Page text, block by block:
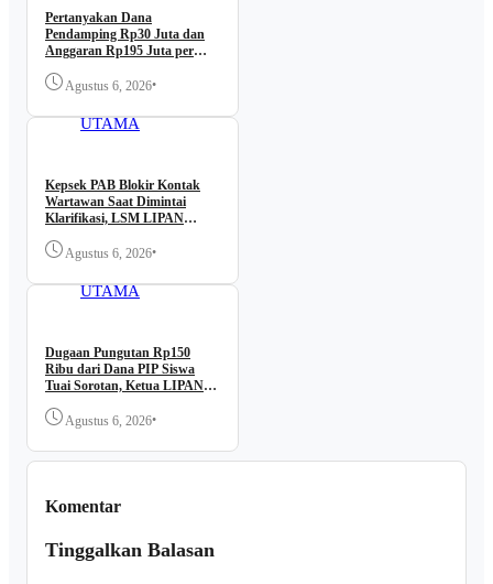
Pertanyakan Dana
Pendamping Rp30 Juta dan
Anggaran Rp195 Juta per
Kantor BBWS Sumatera II
Agustus 6, 2026•
BERITA
UTAMA
Kepsek PAB Blokir Kontak
Wartawan Saat Dimintai
Klarifikasi, LSM LIPAN
DiusutAgustus 6, 2026•
BERITA
UTAMA
Dugaan Pungutan Rp150
Ribu dari Dana PIP Siswa
Tuai Sorotan, Ketua LIPAN
Bertindak
Agustus 6, 2026•
Komentar
Tinggalkan Balasan